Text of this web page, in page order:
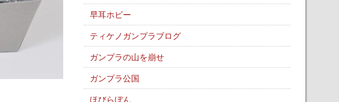
早耳ホビー
ティケノガンプラブログ
ガンプラの山を崩せ
ガンプラ公国
ほびらぼん